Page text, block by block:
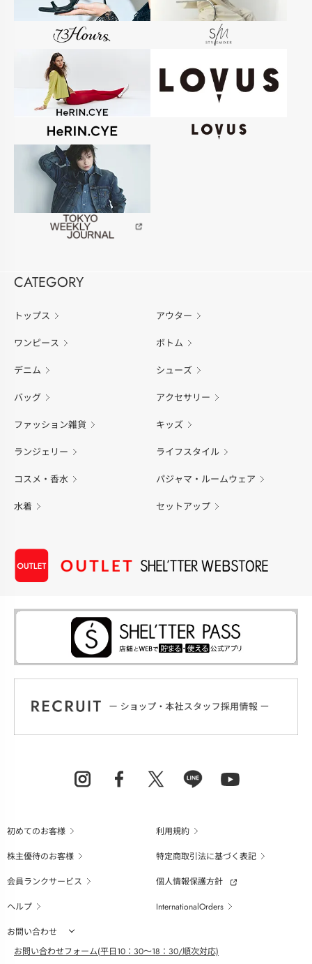
CATEGORY
トップス アウター
ワンピース ボトム
デニム シューズ
バッグ アクセサリー
ファッション雑貨 キッズ
ランジェリー ライフスタイル
コスメ・香水 パジャマ・ルームウェア
水着 セットアップ
初めてのお客様
利用規約
株主優待のお客様
特定商取引法に基づく表記
会員ランクサービス
個人情報保護方針
ヘルプ
InternationalOrders
お問い合わせ
お問い合わせフォーム(平日10：30～18：30/順次対応)